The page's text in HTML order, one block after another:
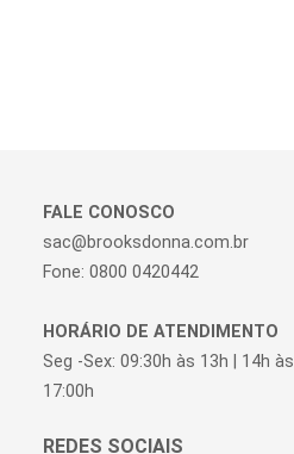
FALE CONOSCO
sac@brooksdonna.com.br
Fone: 0800 0420442
HORÁRIO DE ATENDIMENTO
Seg -Sex: 09:30h às 13h | 14h às
17:00h